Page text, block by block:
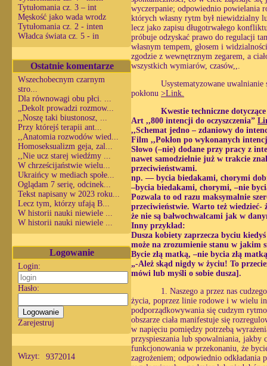
Tytułomania cz. 3 – int
Męskość jako wada wrodz
Tytułomania cz. 2 - inten
Władca świata cz. 5 - in
Ostatnie komentarze
Wszechobecnym czarnym
stro...
Dla równowagi obu płci. ...
„Dekolt prowadzi rozmow...
,,Noszę taki biustonosz, ...
Przy którejś terapii ant...
,,Anatomia rozwodów wied...
Homoseksualizm geja, zal...
,,Nie ucz starej wiedźmy ...
W chrześcijaństwie wielu...
Ukraińcy w mediach społe...
Oglądam 7 serię, odcinek...
Tekst napisany w 2023 roku...
Lecz tym, którzy ufają B...
W historii nauki niewiele ...
W historii nauki niewiele ...
Logowanie
Login:
Hasło:
Zarejestruj
Wizyt: 9372014
wyczerpanie; odpowiednio powielania
których własny rytm był niewidzialny
lecz jako zapisu długotrwałego
próbuje odzyskać prawo do regulacji
własnym tempem, głosem i
zgodzie z wewnętrznym zegarem, a
wszystkich wymiarów, czasów,,.
Usystematyzowane
pokłonu >Link.
Kwestie techniczne
Art ,,800 intencji do oczyszczenia”
,,Schemat jedno – zdaniowy do
Film ,,Pokłon po wykonanych
Słowo (–nie) dodane przy pracy z
nawet samodzielnie już w trakcie
przeciwieństwami.
np. — bycia biedakami, chorymi
–bycia biedakami, chorymi, –nie
Pozwala to od razu maksymalnie
przeciwieństwie. Warto też wiedzieć-
że nie są bałwochwalcami jak w
Inny przykład:
Dusza kobiety zaprzecza byciu
może na zrozumienie stanu w jakim
Bycie złą matką, –nie bycia złą
„-Ależ skąd nigdy w życiu! To
mówi lub myśli o sobie dusza].
1. Naszego a przez nas
życia, poprzez linie rodowe i w wielu
podporządkowywania się cudzym
obszarze ciała manifestuje się
w napięciu pomiędzy potrzebą
przyspieszania lub spowalniania, jakby
funkcjonowania w przekonaniu, że
zagrożeniem; odpowiednio odkładania